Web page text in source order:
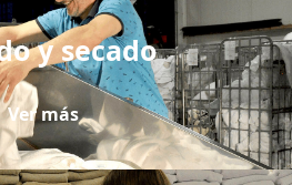
y secado
Ver más